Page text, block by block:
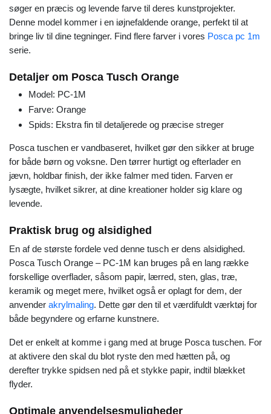
søger en præcis og levende farve til deres kunstprojekter.
Denne model kommer i en iøjnefaldende orange, perfekt til at
bringe liv til dine tegninger. Find flere farver i vores Posca pc 1m
serie.
Detaljer om Posca Tusch Orange
Model: PC-1M
Farve: Orange
Spids: Ekstra fin til detaljerede og præcise streger
Posca tuschen er vandbaseret, hvilket gør den sikker at bruge
for både børn og voksne. Den tørrer hurtigt og efterlader en
jævn, holdbar finish, der ikke falmer med tiden. Farven er
lysægte, hvilket sikrer, at dine kreationer holder sig klare og
levende.
Praktisk brug og alsidighed
En af de største fordele ved denne tusch er dens alsidighed.
Posca Tusch Orange – PC-1M kan bruges på en lang række
forskellige overflader, såsom papir, lærred, sten, glas, træ,
keramik og meget mere, hvilket også er oplagt for dem, der
anvender akrylmaling. Dette gør den til et værdifuldt værktøj for
både begyndere og erfarne kunstnere.
Det er enkelt at komme i gang med at bruge Posca tuschen. For
at aktivere den skal du blot ryste den med hætten på, og
derefter trykke spidsen ned på et stykke papir, indtil blækket
flyder.
Optimale anvendelsesmuligheder